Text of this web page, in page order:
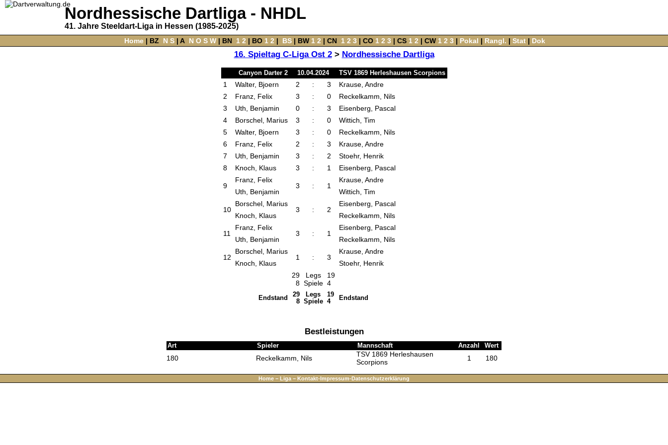
Nordhessische Dartliga - NHDL
41. Jahre Steeldart-Liga in Hessen (1985-2025)
Home‌ | BZ N S‌ | A‌ N O S W‌ | BN‌ 1 2 | BO‌ 1 2 | BS| BW‌ 1 2 ‌ | CN‌ 1 2 3| CO‌ 1 2 3| CS‌ 1 2 | CW‌ 1 2 3‌ |‌ Pokal ‌ |‌ Rangl. ‌ |‌ Stat‌ |‌ Dok
16. Spieltag C-Liga Ost 2> Nordhessische Dartliga
Canyon Darter 2 10.04.2024 TSV 1869 Herleshausen Scorpions
1 Walter, Bjoern 2 : 3
Krause, Andre
2
Franz, Felix 3 : 0
Reckelkamm, Nils
3
Uth, Benjamin 0 : 3
Eisenberg, Pascal
4
Borschel, Marius 3 : 0
Wittich, Tim
5
Walter, Bjoern 3 : 0
Reckelkamm, Nils
6
Franz, Felix 2 : 3
Krause, Andre
7
Uth, Benjamin 3 : 2
Stoehr, Henrik
8
Knoch, Klaus 3 : 1 Eisenberg, Pascal
9
Franz, Felix
3 : 1
Krause, Andre
Uth, Benjamin
Wittich, Tim
10
Borschel, Marius
3 : 2
Eisenberg, Pascal
Knoch, Klaus
Reckelkamm, Nils
11
Franz, Felix
3 : 1
Eisenberg, Pascal
Uth, Benjamin
Reckelkamm, Nils
12
Borschel, Marius
1 : 3
Krause, Andre
Knoch, Klaus
Stoehr, Henrik
29
8
Legs
Spiele
19
4
Endstand
29
8
Legs
Spiele
19
4
Endstand
Bestleistungen
Art Spieler Mannschaft Anzahl Wert
180 Reckelkamm, Nils
TSV 1869 Herleshausen
Scorpions
1 180
Home − Liga − Kontakt-Impressum-Datenschutzerklärung